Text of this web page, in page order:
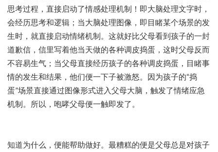
思考过程，直接启动了情感处理机制！即大脑处理文字时，
会经历思考和逻辑；当大脑处理图像，即目睹某个场景的发
生时，就直接启动情绪机制。这就好比父母看到孩子的一封
道歉信，信里写着他当天做的各种调皮捣蛋，这时父母反而
不容易生气；当父母直接经历孩子的各种调皮捣蛋，目睹事
情的发生和结果，他们便一下子被激怒。因为孩子的“捣
蛋”场景直接通过图像形式进入父母大脑，触发了情绪应急
机制。所以，咆哮父母便一触即发了。
知道为什么，便能帮助做好。最糟糕的便是父母总是对孩子